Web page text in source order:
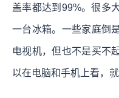
盖率都达到99%。很多
一台冰箱。一些家庭倒
电视机，但也不是买不
以在电脑和手机上看，